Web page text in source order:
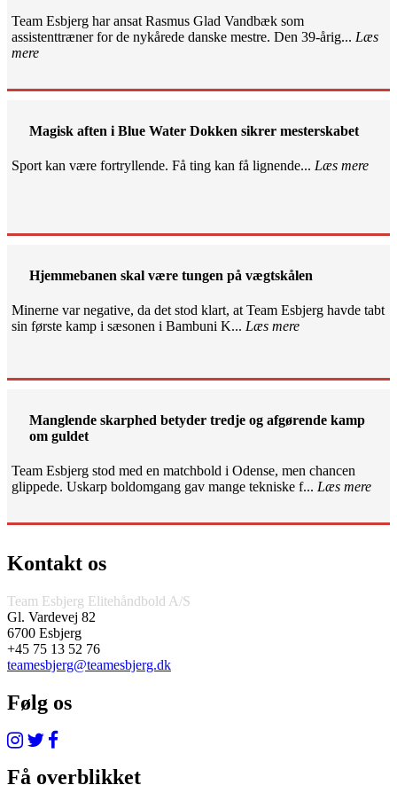
Team Esbjerg har ansat Rasmus Glad Vandbæk som
assistenttræner for de nykårede danske mestre. Den 39-årig... Læs
mere
Magisk aften i Blue Water Dokken sikrer mesterskabet
Sport kan være fortryllende. Få ting kan få lignende... Læs mere
Hjemmebanen skal være tungen på vægtskålen
Minerne var negative, da det stod klart, at Team Esbjerg havde tabt
sin første kamp i sæsonen i Bambuni K... Læs mere
Manglende skarphed betyder tredje og afgørende kamp
om guldet
Team Esbjerg stod med en matchbold i Odense, men chancen
glippede. Uskarp boldomgang gav mange tekniske f... Læs mere
Kontakt os
Team Esbjerg Elitehåndbold A/S
Gl. Vardevej 82
6700 Esbjerg
+45 75 13 52 76
teamesbjerg@teamesbjerg.dk
Følg os
Få overblikket